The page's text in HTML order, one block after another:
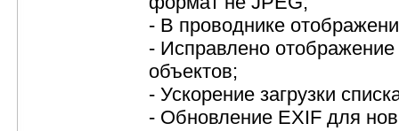
- В проводнике
- Исправлено
объектов;
- Ускорение загрузки
- Обновление EXIF для